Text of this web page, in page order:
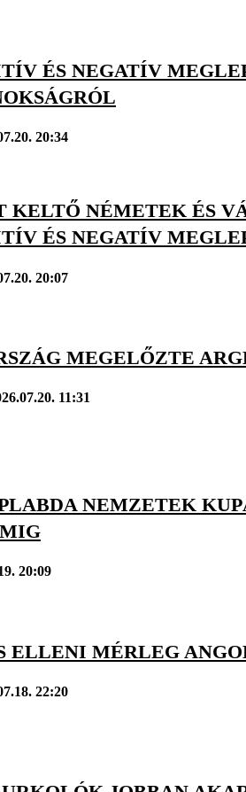
ÉS NEGATÍV
20:34
KELTŐ NÉMETEK ÉS
ÉS NEGATÍV
20:07
MEGELŐZTE
11:31
NEMZETEK
20:09
ELLENI MÉRLEG
22:20